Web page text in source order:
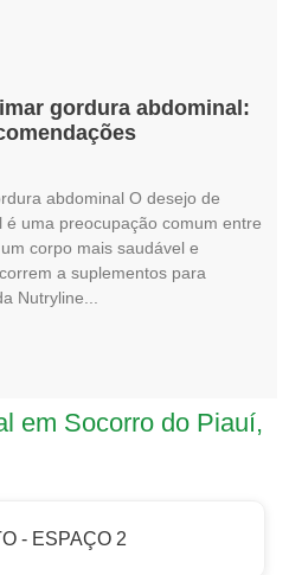
gordura abdominal:
abdominal O desejo de
uma preocupação comum entre
corpo mais saudável e
a suplementos para
Nutryline
em Socorro do Piauí,
- ESPAÇO 2